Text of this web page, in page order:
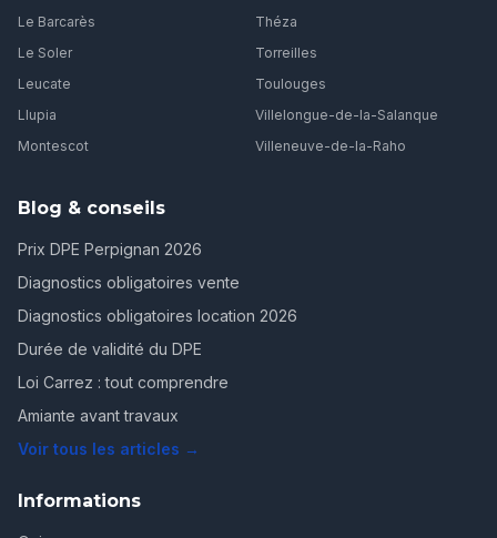
Le Barcarès
Le Soler
Leucate
Llupia
Montescot
Théza
Torreilles
Toulouges
Villelongue-de-la-Salanque
Villeneuve-de-la-Raho
Blog & conseils
Prix DPE Perpignan 2026
Diagnostics obligatoires vente
Diagnostics obligatoires location 2026
Durée de validité du DPE
Loi Carrez : tout comprendre
Amiante avant travaux
Voir tous les articles →
Informations